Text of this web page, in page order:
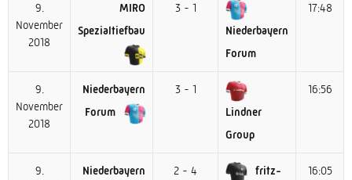
9.
November
2018
MIRO
Spezialtiefbau
3 - 1
Niederbayern
Forum
17:48
9.
November
2018
Niederbayern
Forum
3 - 1
Lindner
Group
16:56
9.
Niederbayern
2 - 4
fritz-
16:05